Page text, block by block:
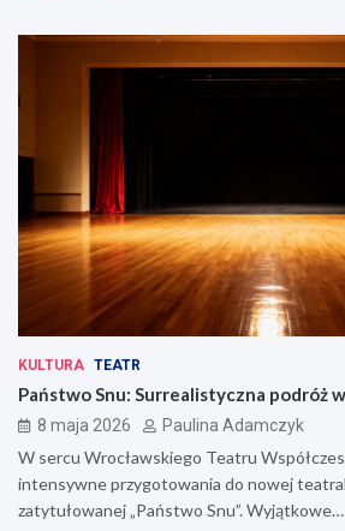
KULTURA TEATR
Państwo Snu: Surrealistyczna podróż
8 maja 2026 Paulina Adamczyk
W sercu Wrocławskiego Teatru
intensywne przygotowania do nowej
zatytułowanej „Państwo Snu”. Wyjątkowe…